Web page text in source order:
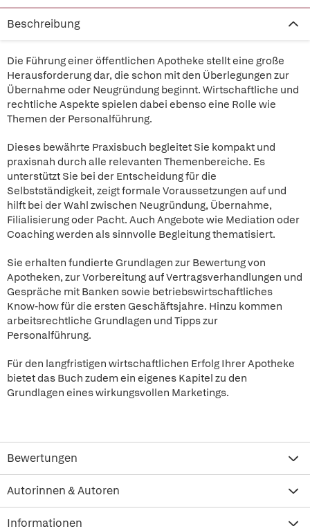
Beschreibung
Die Führung einer öffentlichen Apotheke stellt eine große
Herausforderung dar, die schon mit den Überlegungen zur
Übernahme oder Neugründung beginnt. Wirtschaftliche und
rechtliche Aspekte spielen dabei ebenso eine Rolle wie
Themen der Personalführung.
Dieses bewährte Praxisbuch begleitet Sie kompakt und
praxisnah durch alle relevanten Themenbereiche. Es
unterstützt Sie bei der Entscheidung für die
Selbstständigkeit, zeigt formale Voraussetzungen auf und
hilft bei der Wahl zwischen Neugründung, Übernahme,
Filialisierung oder Pacht. Auch Angebote wie Mediation oder
Coaching werden als sinnvolle Begleitung thematisiert.
Sie erhalten fundierte Grundlagen zur Bewertung von
Apotheken, zur Vorbereitung auf Vertragsverhandlungen und
Gespräche mit Banken sowie betriebswirtschaftliches
Know-how für die ersten Geschäftsjahre. Hinzu kommen
arbeitsrechtliche Grundlagen und Tipps zur
Personalführung.
Für den langfristigen wirtschaftlichen Erfolg Ihrer Apotheke
bietet das Buch zudem ein eigenes Kapitel zu den
Grundlagen eines wirkungsvollen Marketings.
Bewertungen
Autorinnen & Autoren
Informationen